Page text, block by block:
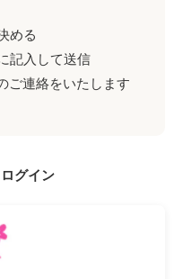
める
記入して送信
ご連絡をいたします
グイン